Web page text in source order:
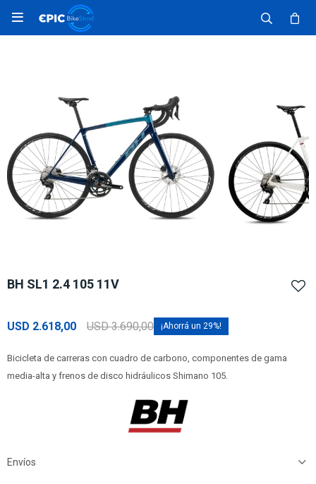

BH SL1 2.4 105 11V
USD 2.618,00 USD 3.690,00 29
Bicicleta de carreras con cuadro de carbono, componentes de gama
media-alta y frenos de disco hidráulicos Shimano 105.
Envíos